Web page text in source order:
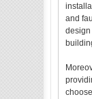
and
design